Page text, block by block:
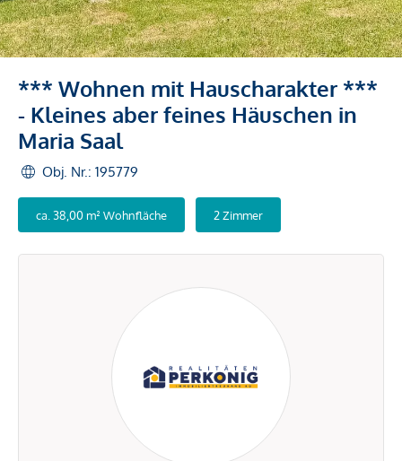
*** Wohnen mit Hauscharakter ***
- Kleines aber feines Häuschen in
Maria Saal
Obj. Nr.: 195779
ca. 38,00 m² Wohnfläche 2 Zimmer